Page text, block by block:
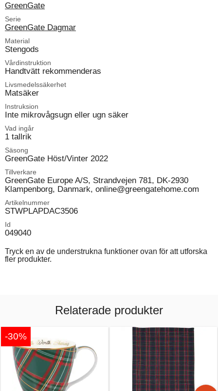
GreenGate
Serie
GreenGate Dagmar
Material
Stengods
Vårdinstruktion
Handtvätt rekommenderas
Livsmedelssäkerhet
Matsäker
Instruksion
Inte mikrovågsugn eller ugn säker
Vad ingår
1 tallrik
Säsong
GreenGate Höst/Vinter 2022
Tillverkare
GreenGate Europe A/S, Strandvejen 781, DK-2930
Klampenborg, Danmark, online@greengatehome.com
Artikelnummer
STWPLAPDAC3506
Id
049040
Tryck en av de understrukna funktioner ovan för att utforska
fler produkter.
Relaterade produkter
-30%